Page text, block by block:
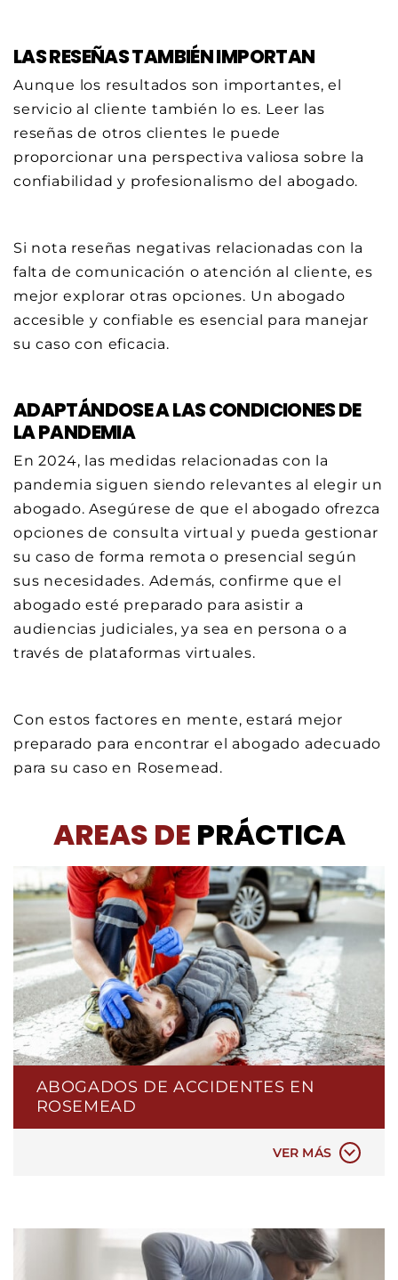
LAS RESEÑAS TAMBIÉN IMPORTAN
Aunque los resultados son importantes, el
servicio al cliente también lo es. Leer las
reseñas de otros clientes le puede
proporcionar una perspectiva valiosa sobre la
confiabilidad y profesionalismo del abogado.
Si nota reseñas negativas relacionadas con la
falta de comunicación o atención al cliente, es
mejor explorar otras opciones. Un abogado
accesible y confiable es esencial para manejar
su caso con eficacia.
ADAPTÁNDOSE A LAS CONDICIONES DE
LA PANDEMIA
En 2024, las medidas relacionadas con la
pandemia siguen siendo relevantes al elegir un
abogado. Asegúrese de que el abogado ofrezca
opciones de consulta virtual y pueda gestionar
su caso de forma remota o presencial según
sus necesidades. Además, confirme que el
abogado esté preparado para asistir a
audiencias judiciales, ya sea en persona o a
través de plataformas virtuales.
Con estos factores en mente, estará mejor
preparado para encontrar el abogado adecuado
para su caso en Rosemead.
AREAS DE PRÁCTICA
ABOGADOS DE ACCIDENTES EN
ROSEMEAD
VER MÁS